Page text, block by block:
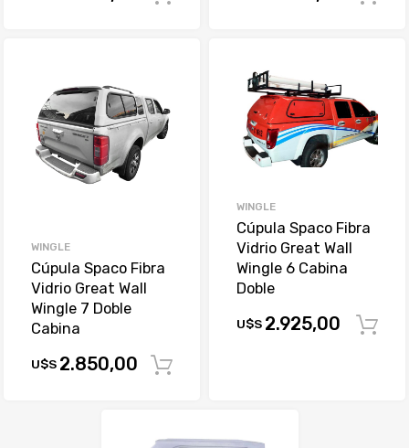
WINGLE
Cúpula Spaco Fibra
Vidrio Great Wall
Wingle 7 Doble
Cabina
U$S 2.850,00
WINGLE
Cúpula Spaco Fibra
Vidrio Great Wall
Wingle 6 Cabina
Doble
U$S 2.925,00